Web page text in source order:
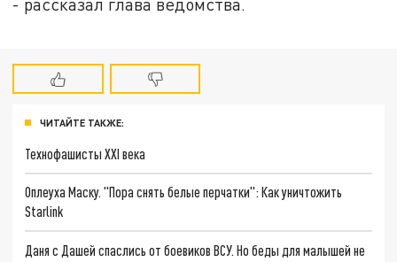
ЧИТАЙТЕ ТАКЖЕ:
Технофашисты XXI века
Оплеуха Маску. "Пора снять белые перчатки": Как уничтожить
Starlink
Даня с Дашей спаслись от боевиков ВСУ. Но беды для малышей не